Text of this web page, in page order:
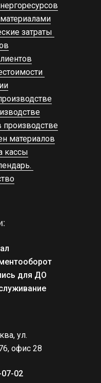
затраты
производстве
материалов
кассы
для ДО
02
ул.
офис 28